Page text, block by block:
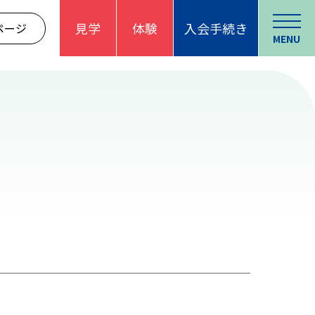
ージ 見学 体験 入会手続き
MENU